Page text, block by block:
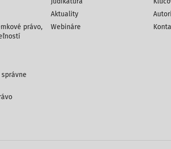
právo,
Aktuality
Webináre
Autori